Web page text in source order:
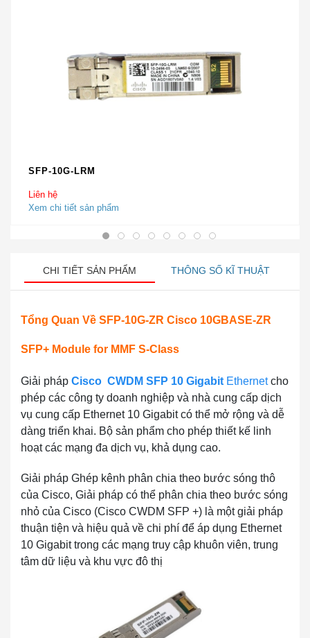
SFP-10G-LRM
Liên hệ
Xem chi tiết sản phẩm
CHI TIẾT SẢN PHẨM THÔNG SỐ KĨ THUẬT
Tổng Quan Về SFP-10G-ZR Cisco 10GBASE-ZR
SFP+ Module for MMF S-Class
Giải pháp Cisco CWDM SFP 10 Gigabit Ethernetcho
phép các công ty doanh nghiệp và nhà cung cấp dịch
vụ cung cấp Ethernet 10 Gigabit có thể mở rộng và dễ
dàng triển khai. Bộ sản phẩm cho phép thiết kế linh
hoạt các mạng đa dịch vụ, khả dụng cao.
Giải pháp Ghép kênh phân chia theo bước sóng thô
của Cisco, Giải pháp có thể phân chia theo bước sóng
nhỏ của Cisco (Cisco CWDM SFP +) là một giải pháp
thuận tiện và hiệu quả về chi phí để áp dụng Ethernet
10 Gigabit trong các mạng truy cập khuôn viên, trung
tâm dữ liệu và khu vực đô thị